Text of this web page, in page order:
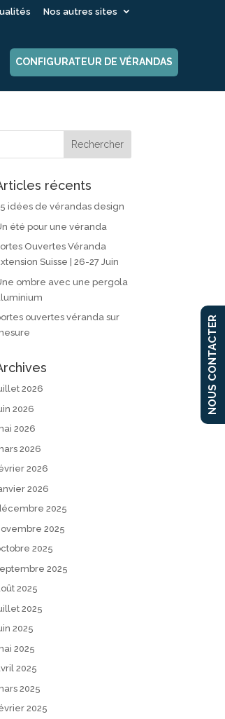
Nos autres sites
CONFIGURATEUR DE VÉRANDAS
récents
idées de vérandas design
été pour une véranda
Ouvertes Véranda
Suisse | 26-27 Juin
ombre avec une pergola
ouvertes véranda sur
2026
2026
2026
2026
2026
2026
2025
2025
2025
2025
2025
2025
2025
2025
2025
2025
2025
NOUS CONTACTER